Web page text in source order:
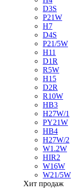
D3S
P21W
H7
D4S
P21/5W
H11
D1R
R5W
H15
D2R
R10W
HB3
H27W/1
PY21W
HB4
H27W/2
W1.2W
HIR2
W16W
W21/5W
Хит продаж